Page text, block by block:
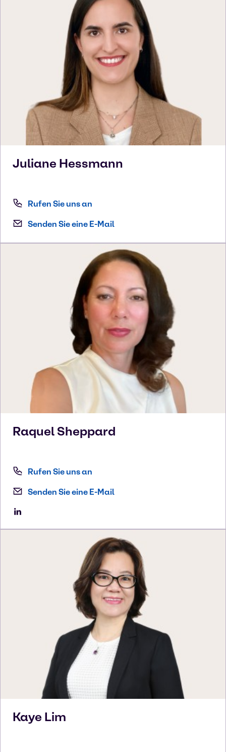
Juliane Hessmann
Rufen Sie uns an
Senden Sie eine E-Mail
Raquel Sheppard
Rufen Sie uns an
Senden Sie eine E-Mail
Kaye Lim